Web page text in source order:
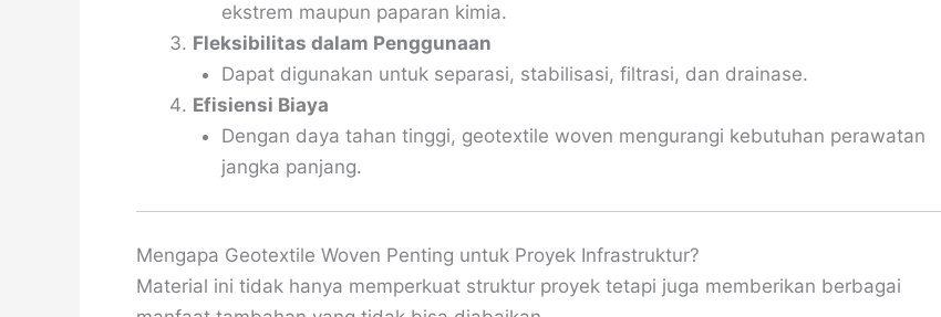
ekstrem maupun paparan kimia.
Fleksibilitas dalam Penggunaan
Dapat digunakan untuk separasi, stabilisasi, filtrasi, dan drainase.
Efisiensi Biaya
Dengan daya tahan tinggi, geotextile woven mengurangi kebutuhan perawatan
jangka panjang.
Mengapa Geotextile Woven Penting untuk Proyek Infrastruktur?
Material ini tidak hanya memperkuat struktur proyek tetapi juga memberikan berbagai